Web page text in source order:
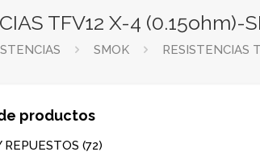
TFV12 X-4 (0.15ohm)-
SMOK RESISTENCIAS
productos
REPUESTOS (72)